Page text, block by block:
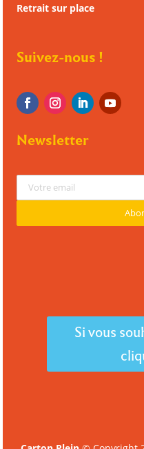
Retrait sur place
Suivez-nous !
Newsletter
Si vous